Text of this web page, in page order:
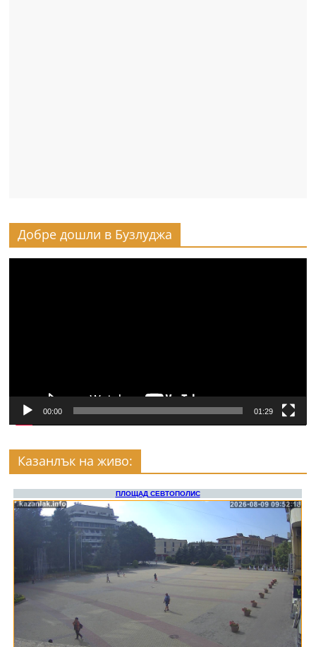
Добре дошли в Бузлуджа
00:00 01:29
Казанлък на живо: